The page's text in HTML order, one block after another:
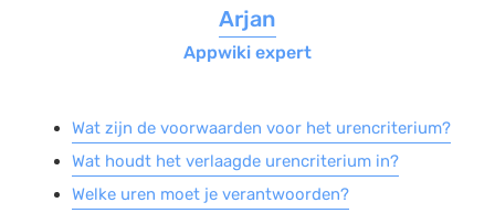
Arjan
Appwiki expert
Wat zijn de voorwaarden voor het urencriterium?
Wat houdt het verlaagde urencriterium in?
Welke uren moet je verantwoorden?